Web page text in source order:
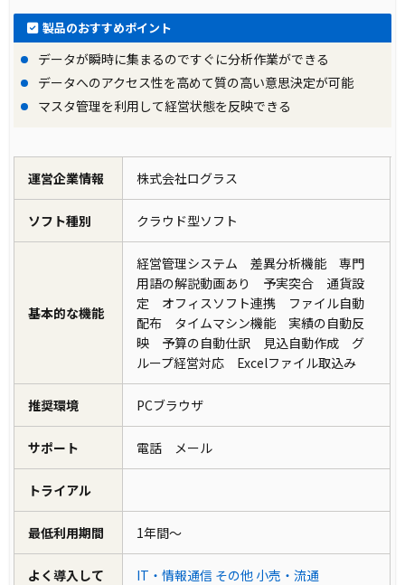
導入前の課題に対する解決策
シャープは、情報収集システムの統一を目指
し、“STRAVIS”、“STRAVIS-LINK”の導入を検
討しました。これらの製品を導入することで、
の精度向上を実現することが期待されました。
ISIDの提供するこれらの製品は、シャープの課
題解決に適していると判断されました。
製品の導入により改善した業務
“STRAVIS”、“STRAVIS-LINK”の導入により、
シャープは情報収集システムを統一し、業務の
合理化と効率化を実現しました。さらに、収集
データの精度も向上しました。これにより、シ
ャープは業務の効率化のみならず、経営管理の
質も向上させることができました。ISIDとの連
携を強化し、会計基準改訂への迅速な対応やシ
ステムの使い勝手の改善など、さらなる業務改
善を目指しています。
製品のおすすめポイント
データが瞬時に集まるのですぐに分析作業ができる
データへのアクセス性を高めて質の高い意思決定が可能
マスタ管理を利用して経営状態を反映できる
運営企業情報 株式会社ログラス
ソフト種別 クラウド型ソフト
基本的な機能
経営管理システム 差異分析機能 専門
用語の解説動画あり 予実突合 通貨設
定 オフィスソフト連携 ファイル自動
配布 タイムマシン機能 実績の自動反
映 予算の自動仕訳 見込自動作成 グ
ループ経営対応 Excelファイル取込み
推奨環境 PCブラウザ
サポート 電話 メール
トライアル
最低利用期間 1年間～
よく導入して IT・情報通信 その他 小売・流通